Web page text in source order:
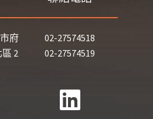
府
2
02-27574518
02-27574519